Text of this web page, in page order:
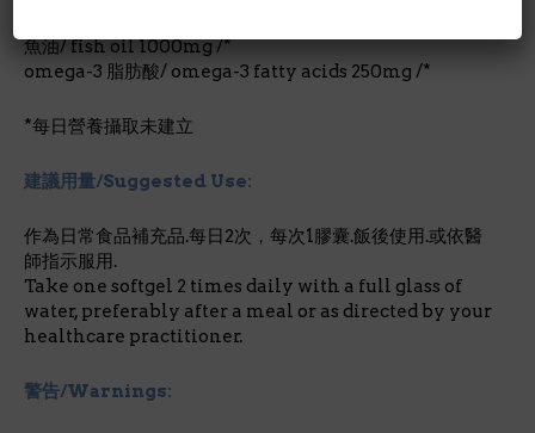
魚油/ fish oil 1000mg /*
omega-3 脂肪酸/ omega-3 fatty acids 250mg /*
*每日營養攝取未建立
建議用量/Suggested Use:
作為日常食品補充品.每日2次，每次1膠囊.飯後使用.或依醫
師指示服用.
Take one softgel 2 times daily with a full glass of
water, preferably after a meal or as directed by your
healthcare practitioner.
警告/Warnings: